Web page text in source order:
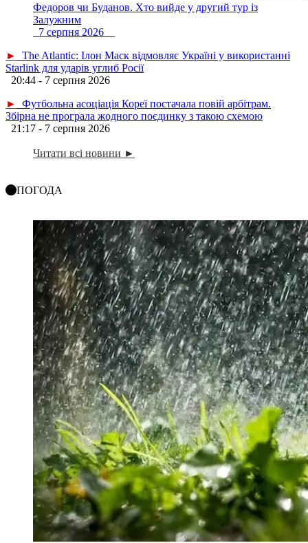
Федоров чи Буданов. Хто вийде у другий тур із
Залужним
7 серпня 2026
►
The Atlantic: Ілон Маск відмовляє Україні у використанні
Starlink для ударів углиб Росії
20:44 - 7 серпня 2026
►
Футбольна асоціація Кореї постачала повій арбітрам.
Збірна не програла жодного поєдинку з такою схемою
21:17 - 7 серпня 2026
Читати всі новини ►
ПОГОДА